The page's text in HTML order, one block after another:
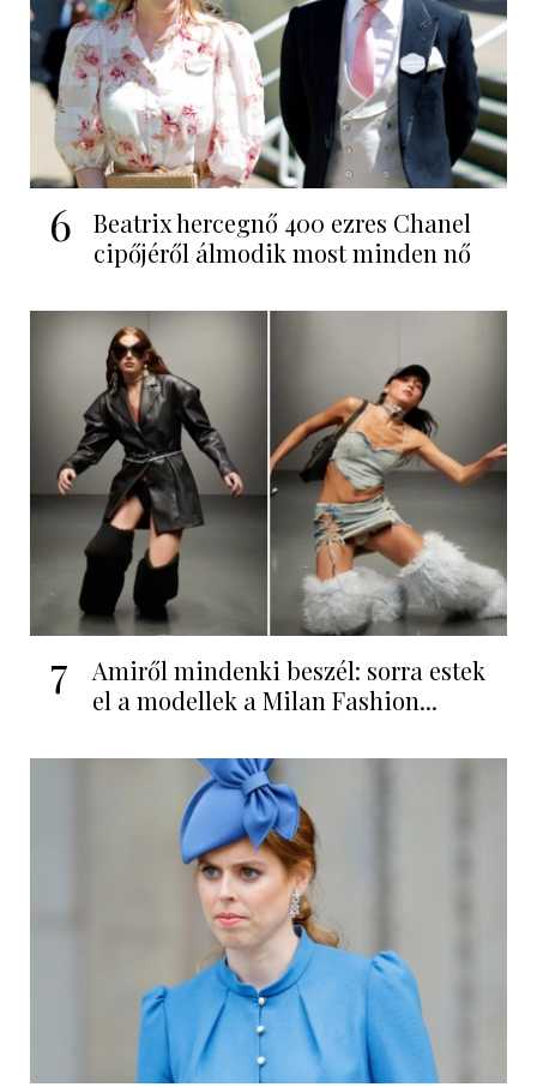
6
Beatrix hercegnő 400 ezres Chanel
cipőjéről álmodik most minden nő
7
Amiről mindenki beszél: sorra estek
el a modellek a Milan Fashion...